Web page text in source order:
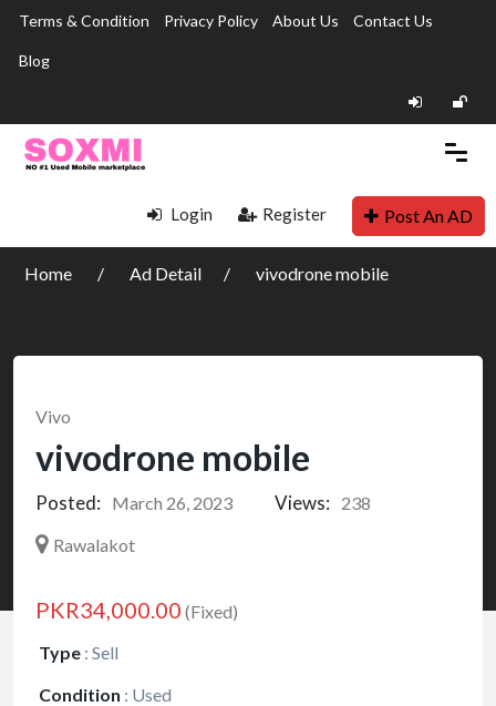
Terms & Condition Privacy Policy About Us Contact Us
Blog
Login Register Post An AD
Home Ad Detail vivodrone mobile
Vivo
vivodrone mobile
Posted: March 26, 2023 Views:
238
Rawalakot
PKR34,000.00 (Fixed)
Type : Sell
Condition : Used